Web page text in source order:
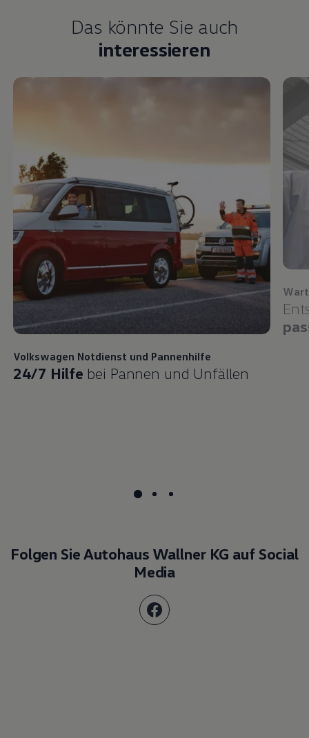
Das könnte Sie auch
interessieren
Volkswagen Notdienst und Pannenhilfe
24/7 Hilfe bei Pannen und Unfällen
Folgen Sie Autohaus Wallner KG auf Social
Media